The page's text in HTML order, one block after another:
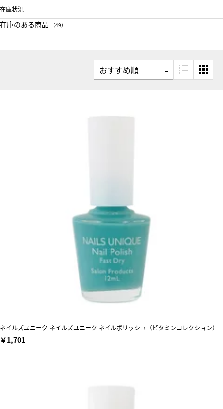
在庫状況
在庫のある商品 （49）
ネイルズユニーク ネイルズユニーク ネイルポリッシュ（ビタミンコレクション）
￥1,701